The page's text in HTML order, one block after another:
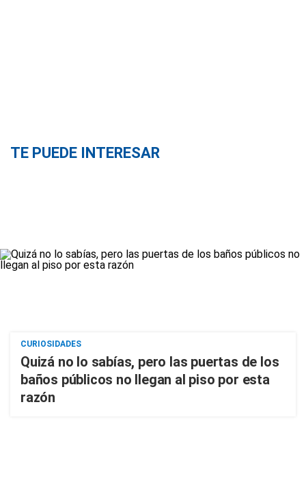
TE PUEDE INTERESAR
CURIOSIDADES
Quizá no lo sabías, pero las puertas de los
baños públicos no llegan al piso por esta
razón